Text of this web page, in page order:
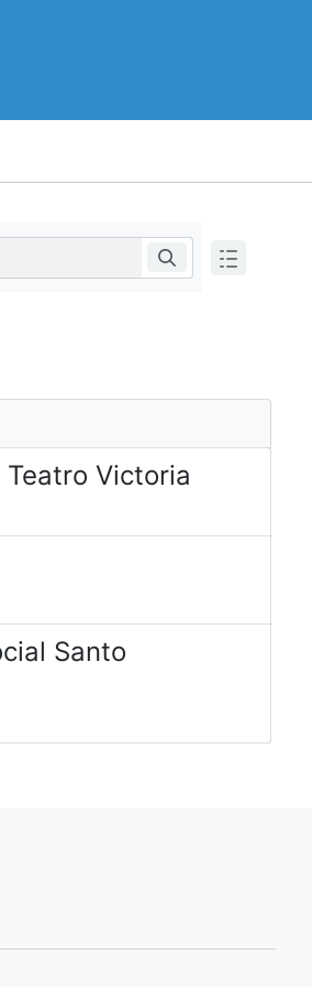
Victoria
Santo